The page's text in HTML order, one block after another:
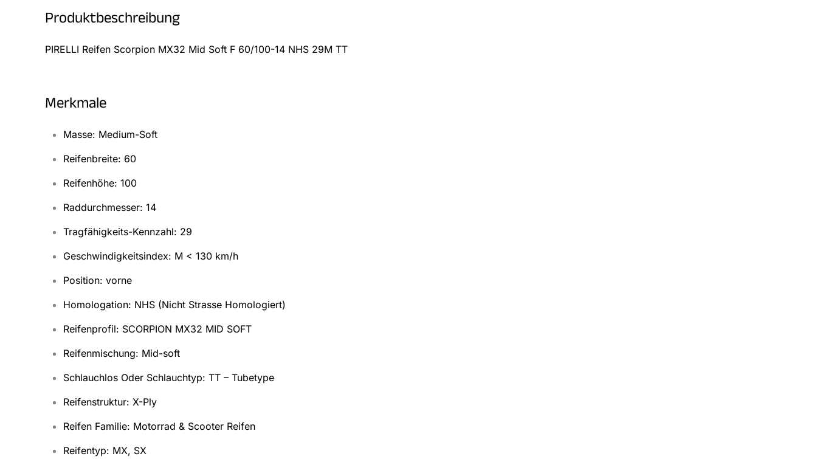
Produktbeschreibung
PIRELLI Reifen Scorpion MX32 Mid Soft F 60/100-14 NHS 29M TT
Merkmale
Masse: Medium-Soft
Reifenbreite: 60
Reifenhöhe: 100
Raddurchmesser: 14
Tragfähigkeits-Kennzahl: 29
Geschwindigkeitsindex: M < 130 km/h
Position: vorne
Homologation: NHS (Nicht Strasse Homologiert)
Reifenprofil: SCORPION MX32 MID SOFT
Reifenmischung: Mid-soft
Schlauchlos Oder Schlauchtyp: TT – Tubetype
Reifenstruktur: X-Ply
Reifen Familie: Motorrad & Scooter Reifen
Reifentyp: MX, SX